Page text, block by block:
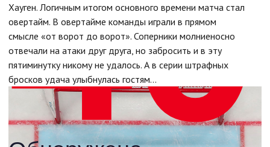
Хауген. Логичным итогом основного времени матча стал
овертайм. В овертайме команды играли в прямом
смысле «от ворот до ворот». Соперники молниеносно
отвечали на атаки друг друга, но забросить и в эту
пятиминутку никому не удалось. А в серии штрафных
бросков удача улыбнулась гостям...